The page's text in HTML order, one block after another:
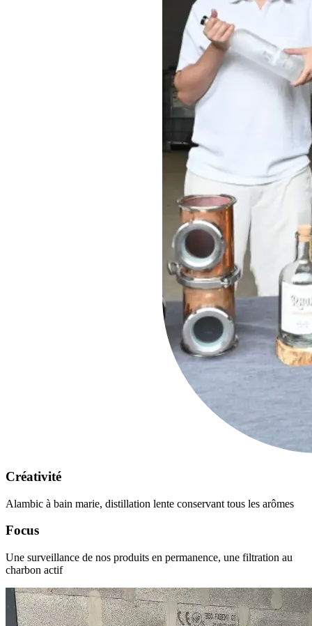
Créativité
Alambic à bain marie, distillation lente conservant tous les arômes
Focus
Une surveillance de nos produits en permanence, une filtration au
charbon actif